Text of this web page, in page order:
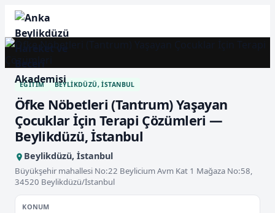
EĞITIM BEYLIKDÜZÜ, İSTANBUL
Öfke Nöbetleri (Tantrum) Yaşayan
Çocuklar İçin Terapi Çözümleri —
Beylikdüzü, İstanbul
Beylikdüzü, İstanbul
Büyükşehir mahallesi No:22 Beylicium Avm Kat 1 Mağaza No:58,
34520 Beylikdüzü/İstanbul
KONUM